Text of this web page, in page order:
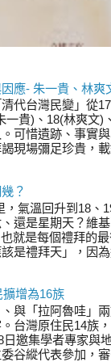
應- 朱一貴、林爽
代台灣民變」從
一貴)、18(林爽文)
可惜遺跡、事實
現場彌足珍貴，
？
，氣溫回升到18、
還是星期天？維
就是每個禮拜的
該是禮拜天」，因
擴增為16族
、與「拉阿魯哇」
台灣原住民14族
日邀集學者專家與
谷縱代表參加，